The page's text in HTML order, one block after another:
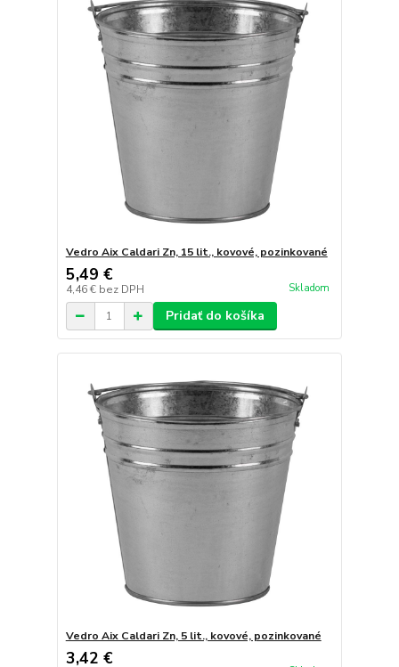
Vedro Aix Caldari Zn, 15 lit., kovové, pozinkované
5,49 €
4,46 € bez DPH Skladom
Pridať do košíka
Vedro Aix Caldari Zn, 5 lit., kovové, pozinkované
3,42 €